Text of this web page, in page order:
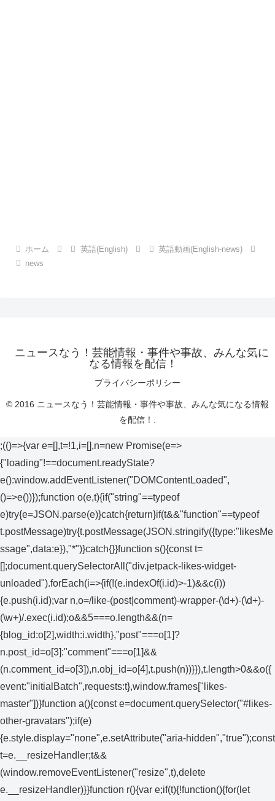
ホーム 英語(English)
英語動画(English-news)
news
ニュースなう！芸能情報・事件や事故、みんな気に
なる情報を配信！
プライバシーポリシー
© 2016 ニュースなう！芸能情報・事件や事故、みんな気になる情報
を配信！.
;(()=>{var e=[],t=!1,i=[],n=new Promise(e=>
{"loading"!==document.readyState?
e():window.addEventListener("DOMContentLoaded",
()=>e())});function o(e,t){if("string"==typeof
e)try{e=JSON.parse(e)}catch{return}if(t&&"function"==typeof
t.postMessage)try{t.postMessage(JSON.stringify({type:"likesMe
ssage",data:e}),"*")}catch{}}function s(){const t=
[];document.querySelectorAll("div.jetpack-likes-widget-
unloaded").forEach(i=>{if(!(e.indexOf(i.id)>-1)&&c(i))
{e.push(i.id);var n,o=/like-(post|comment)-wrapper-(\d+)-(\d+)-
(\w+)/.exec(i.id);o&&5===o.length&&(n=
{blog_id:o[2],width:i.width},"post"===o[1]?
n.post_id=o[3]:"comment"===o[1]&&
(n.comment_id=o[3]),n.obj_id=o[4],t.push(n))}}),t.length>0&&o({
event:"initialBatch",requests:t},window.frames["likes-
master"])}function a(){const e=document.querySelector("#likes-
other-gravatars");if(e)
{e.style.display="none",e.setAttribute("aria-hidden","true");const
t=e.__resizeHandler;t&&
(window.removeEventListener("resize",t),delete
e.__resizeHandler)}}function r(){var e;if(t){!function(){for(let